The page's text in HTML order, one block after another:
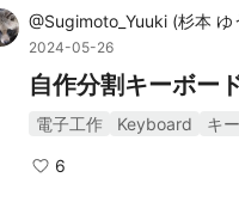
@Sugimoto_Yuuki (杉本 ゆ
2024-05-26
自作分割キーボー
電子工作 Keyboard キ
6